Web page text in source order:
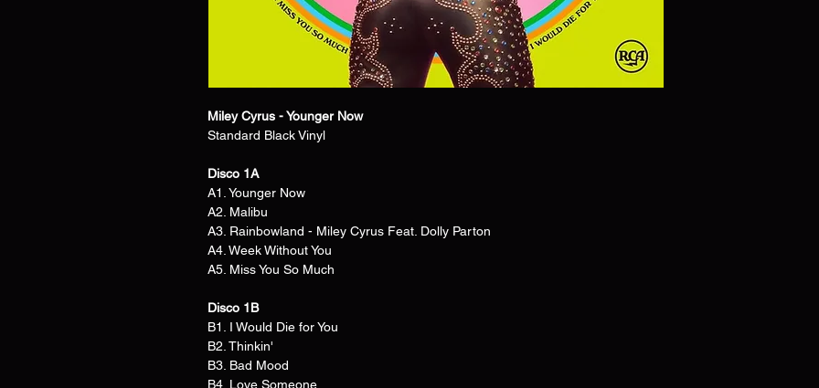
Miley Cyrus - Younger Now
Standard Black Vinyl
Disco 1A
A1. Younger Now
A2. Malibu
A3. Rainbowland - Miley Cyrus Feat. Dolly Parton
A4. Week Without You
A5. Miss You So Much
Disco 1B
B1. I Would Die for You
B2. Thinkin'
B3. Bad Mood
B4. Love Someone